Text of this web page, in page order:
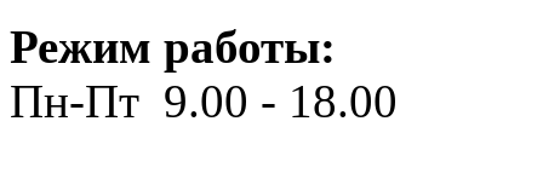
Режим работы:
Пн-Пт 9.00 - 18.00